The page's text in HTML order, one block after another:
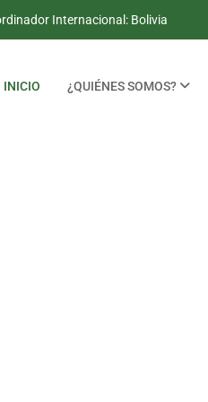
Internacional: Bolivia
INICIO ¿QUIÉNES SOMOS?